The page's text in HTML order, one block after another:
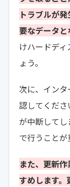
トラブルが
要なデータと
けハードデ
ょう。
次に、イン
認してくだ
が中断して
で行うことが
また、更新
すめします